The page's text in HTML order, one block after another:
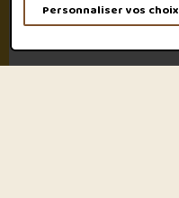
Personnaliser vos choix